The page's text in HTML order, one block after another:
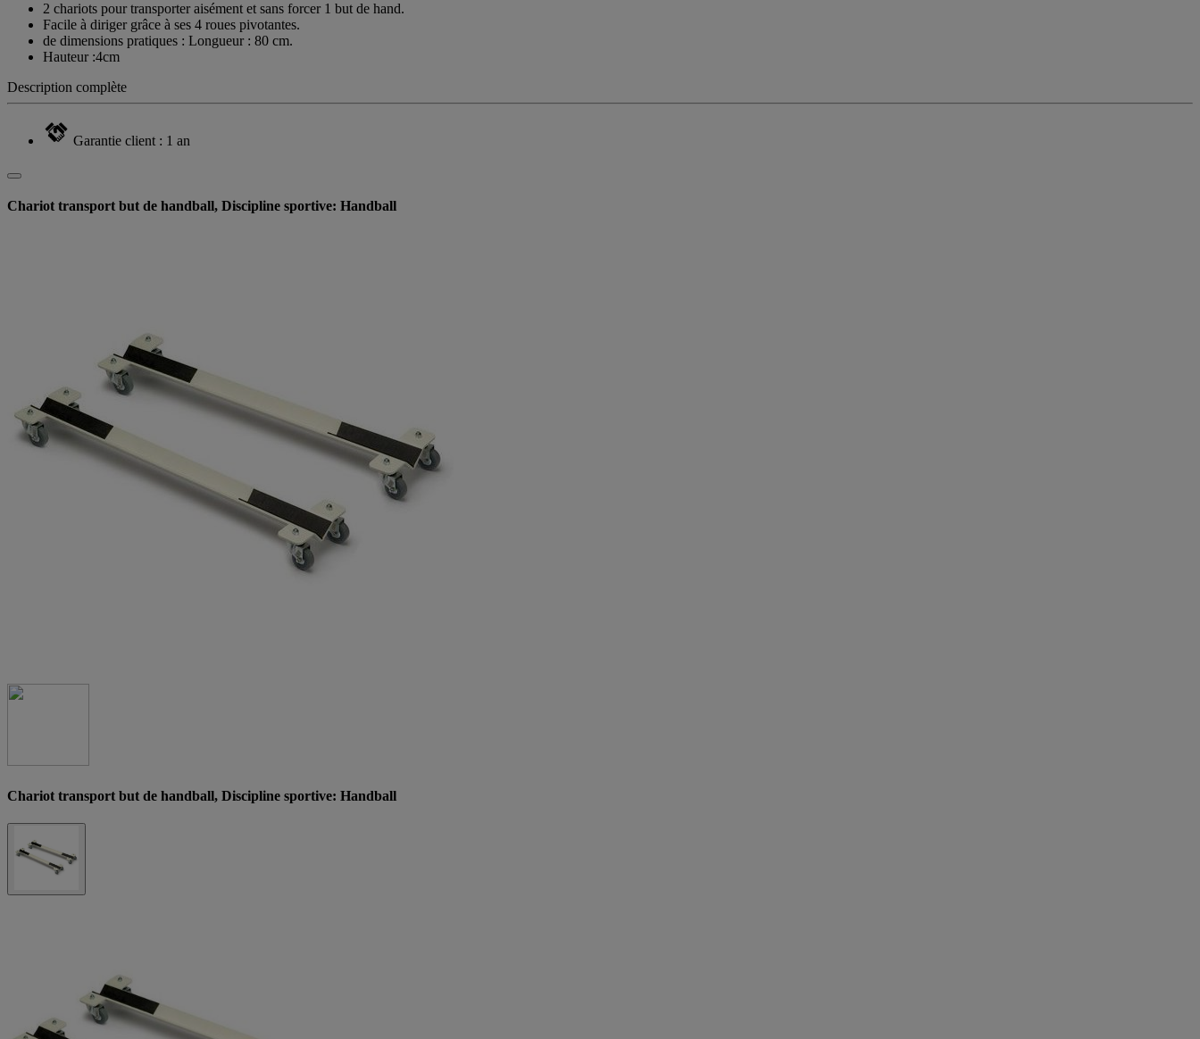
2 chariots pour transporter aisément et sans forcer 1 but de hand.
Facile à diriger grâce à ses 4 roues pivotantes.
de dimensions pratiques : Longueur : 80 cm.
Hauteur :4cm
Description complète
Garantie client : 1 an
Chariot transport but de handball, Discipline sportive: Handball
Chariot transport but de handball, Discipline sportive: Handball